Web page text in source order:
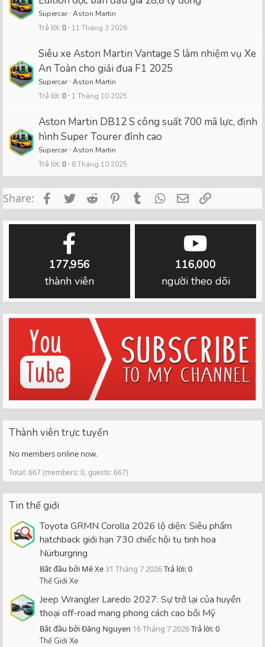
Supercar Aston Martin
Trả lời 0 11 Tháng 3 2026
Siêu xe Aston Martin Vantage S làm nhiệm vụ Xe
An Toàn cho giải đua F1 2025
Supercar Aston Martin
Trả lời 0 1 Tháng 10 2025
Aston Martin DB12 S công suất 700 mã lực, định
hình Super Tourer đỉnh cao
Supercar Aston Martin
Trả lời 0 8 Tháng 10 2025
Share: FacebookTwitterReddit PinterestTumblrWhatsApp
Email
177,956
thành viên
116,000
người theo dõi
Thành viên trực tuyến
No members online now.
Total: 667 (members: 0, guests: 667)
Tin thế giới
Toyota GRMN Corolla 2026 lộ diện: Siêu phẩm
hatchback giới hạn 730 chiếc hội tụ tinh hoa
Nürburgring
Bắt đầu bởi Mê Xe31 Tháng 7 2026Trả lời: 0
Thế Giới Xe
Jeep Wrangler Laredo 2027: Sự trở lại của huyền
thoại off-road mang phong cách cao bồi Mỹ
Bắt đầu bởi Đăng Nguyen 16 Tháng 7 2026Trả lời: 0
Thế Giới Xe